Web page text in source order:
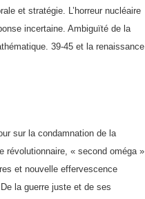
et stratégie. L’horreur nucléaire
incertaine. Ambiguïté de la
39-45 et la renaissance
sur la condamnation de la
révolu­tionnaire, « second oméga »
et nouvelle efferves­cence
la guerre juste et de ses